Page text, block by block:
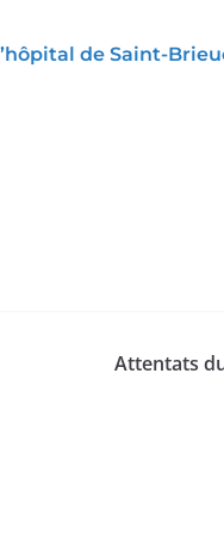
de Saint-
Attentats